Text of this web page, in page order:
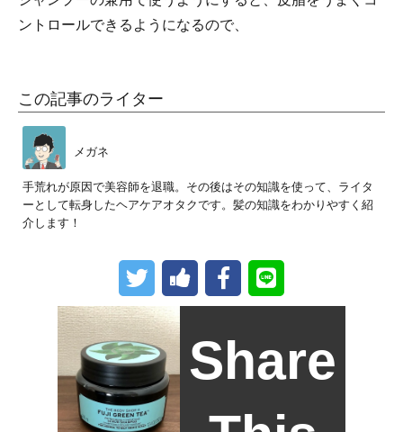
ントロールできるようになるので、
この記事のライター
メガネ
手荒れが原因で美容師を退職。その後はその知識を使って、ライタ
ーとして転身したヘアケアオタクです。髪の知識をわかりやすく紹
介します！
Share